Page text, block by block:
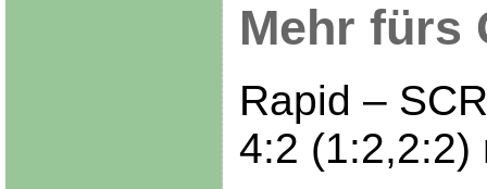
Mehr fürs
Rapid –
4:2 (1:2,2:2)